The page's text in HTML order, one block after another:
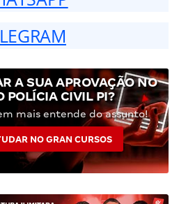
A SUA APROVAÇÃO NO
POLÍCIA CIVIL PI?
mais entende do assunto!
NO GRAN CURSOS